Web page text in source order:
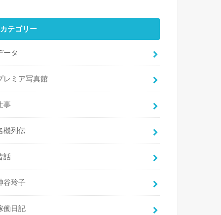
カテゴリー
ータ
レミア写真館
事
機列伝
話
谷玲子
働日記